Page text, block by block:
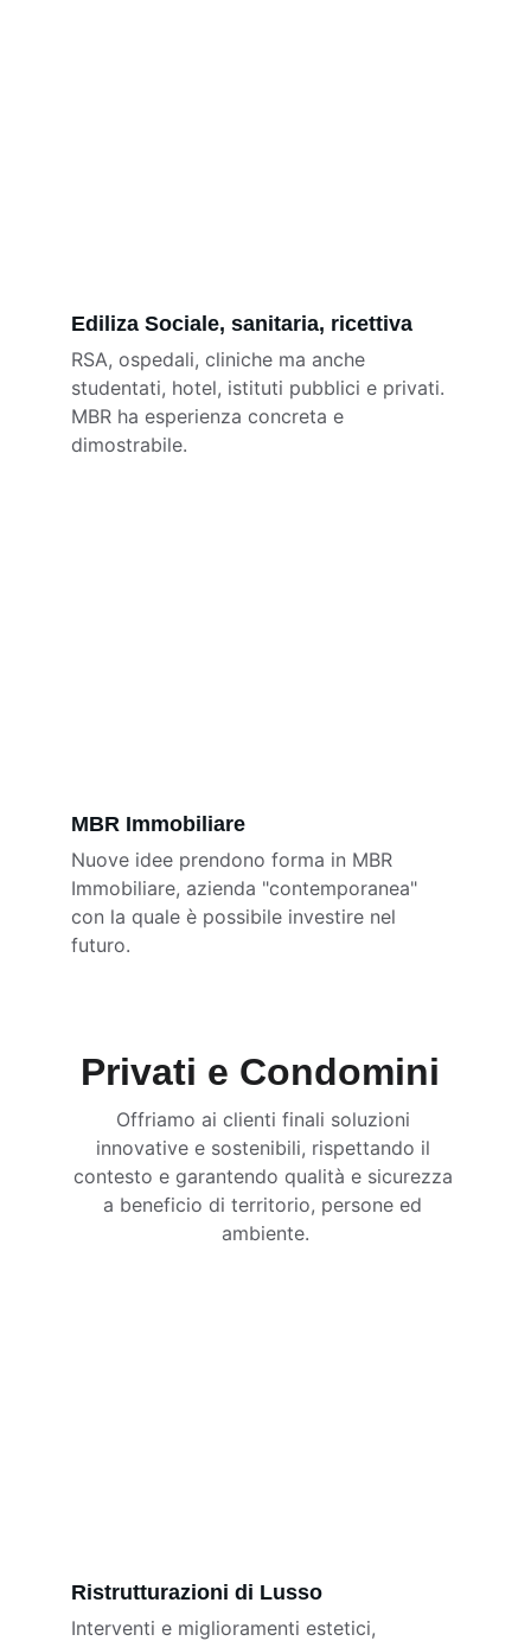
Ediliza Sociale, sanitaria, ricettiva
RSA, ospedali, cliniche ma anche
studentati, hotel, istituti pubblici e privati.
MBR ha esperienza concreta e
dimostrabile.
Nuove idee prendono forma in MBR
Immobiliare, azienda "contemporanea"
con la quale è possibile investire nel
futuro.
MBR Immobiliare
Privati e Condomini
Offriamo ai clienti finali soluzioni
innovative e sostenibili, rispettando il
contesto e garantendo qualità e sicurezza
a beneficio di territorio, persone ed
ambiente.
Ristrutturazioni di Lusso
Interventi e miglioramenti estetici,